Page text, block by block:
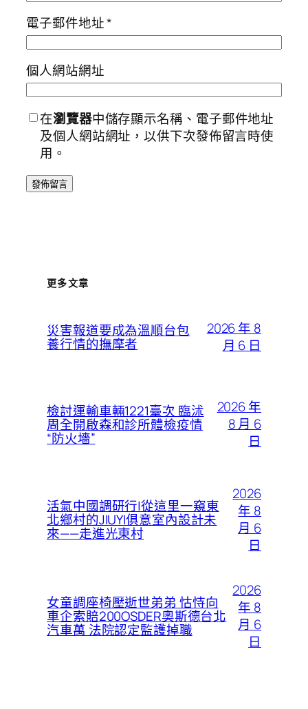
電子郵件地址*
個人網站網址
在瀏覽器中儲存顯示名稱、電子郵件地址
及個人網站網址，以供下次發佈留言時使
用。
更多文章
災害報道要成為溫順台包
養行情的撫摩者
2026 年 8
月 6 日
檢討運輸車輛1221臺次 臨沭
周全開啟森和診所體檢疫情
“防火墻”
2026 年
8 月 6
日
活氣中國調研行|從這里一窺東
北鄉村的JIUYI俱意室內設計未
來——走進光東村
2026
年 8
月 6
日
女童調座椅壓逝世弟弟 怙恃向
車企索賠200OSDER奧斯德台北
汽車萬 法院認定監護掉職
2026
年 8
月 6
日